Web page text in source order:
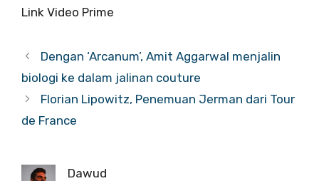
Link Video Prime
Dengan ‘Arcanum’, Amit Aggarwal menjalin
biologi ke dalam jalinan couture
Florian Lipowitz, Penemuan Jerman dari Tour
de France
Dawud